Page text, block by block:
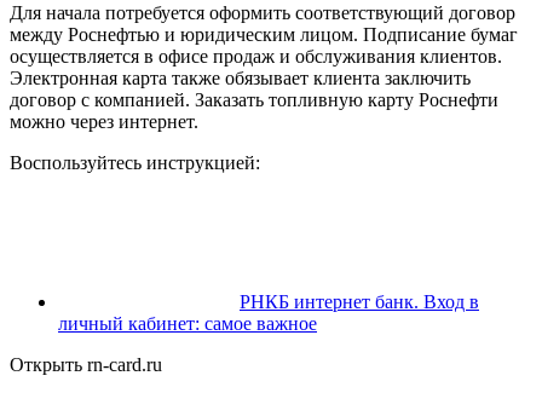
Для начала потребуется оформить соответствующий договор
между Роснефтью и юридическим лицом. Подписание бумаг
осуществляется в офисе продаж и обслуживания клиентов.
Электронная карта также обязывает клиента заключить
договор с компанией. Заказать топливную карту Роснефти
можно через интернет.
Воспользуйтесь инструкцией:
РНКБ интернет банк. Вход в
личный кабинет: самое важное
Открыть rn-card.ru